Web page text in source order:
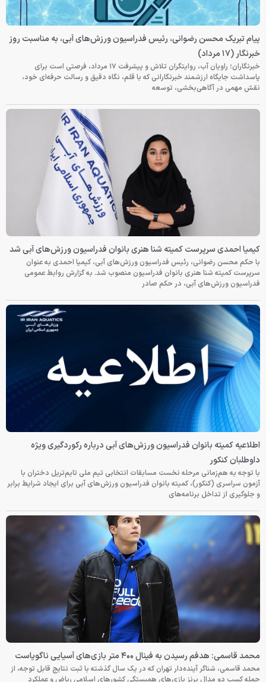
پیام تبریک محسن رضوانی، رئیس فدراسیون ورزش‌های آبی، به مناسبت روز
خبرنگار (۱۷ مرداد)
خبرنگاران؛ راویان آب، روایتگران تلاش و پیشرفت ۱۷ مرداد، فرصتی است برای
پاسداشت جایگاه ارزشمند خبرنگارانی که با قلم، نگاه دقیق و رسالت حرفه‌ای خود،
نقش مهمی در آگاهی‌بخشی، توسعه
کیمیا احمدی سرپرست کمیته شنا هنری بانوان فدراسیون ورزش‌های آبی شد
با حکم محسن رضوانی، رئیس فدراسیون ورزش‌های آبی، کیمیا احمدی به عنوان
سرپرست کمیته شنا هنری بانوان فدراسیون منصوب شد. به گزارش روابط عمومی
فدراسیون ورزش‌های آبی، در حکم صادر
اطلاعیه کمیته بانوان فدراسیون ورزش‌های آبی درباره رکوردگیری ویژه
داوطلبان کنکور
با توجه به هم‌زمانی مرحله نخست مسابقات انتخابی تیم ملی تایم‌تریل دختران با
آزمون سراسری (کنکور)، کمیته بانوان فدراسیون ورزش‌های آبی برای ایجاد شرایط برابر
و جلوگیری از تداخل برنامه‌های
محمد قاسمی: هدفم رسیدن به فینال ۴۰۰ متر بازی‌های آسیایی ناگویاست
محمد قاسمی، شناگر آینده‌دار تهران که در یک سال گذشته با ثبت نتایج قابل توجه، از
جمله کسب دو مدال برنز بازی‌های همبستگی کشورهای اسلامی ریاض و عملکرد